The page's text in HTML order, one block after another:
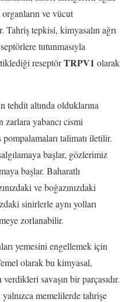
ve vücut
Tahriş tepkisi, kimyasalın ağrı
tutunmasıyla
reseptörTRPV1 olarak
tehdit altında olduklarına
yabancı cismi
talimatı iletilir.
başlar, gözlerimiz
başlar. Baharatlı
ve boğazınızdaki
sinirlerle aynı yolları
zorlanabilir.
yemesini engellemek için
olarak bu kimyasal,
savaşın bir parçasıdır.
memelilerde tahrişe